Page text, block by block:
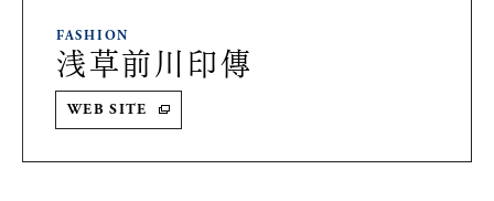
FASHION
浅草前川印傳
WEB SITE